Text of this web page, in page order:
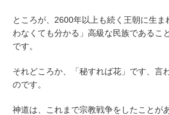
ところが、2600年以上も続く王朝に生
わなくても分かる」高級な民族であるこ
です。
それどころか、「秘すれば花」です、言
のです。
神道は、これまで宗教戦争をしたことが